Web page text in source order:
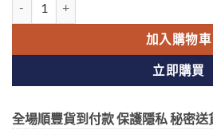
加入購物車
立即購買
全場順豐貨到付款 保護隱私 秘密送